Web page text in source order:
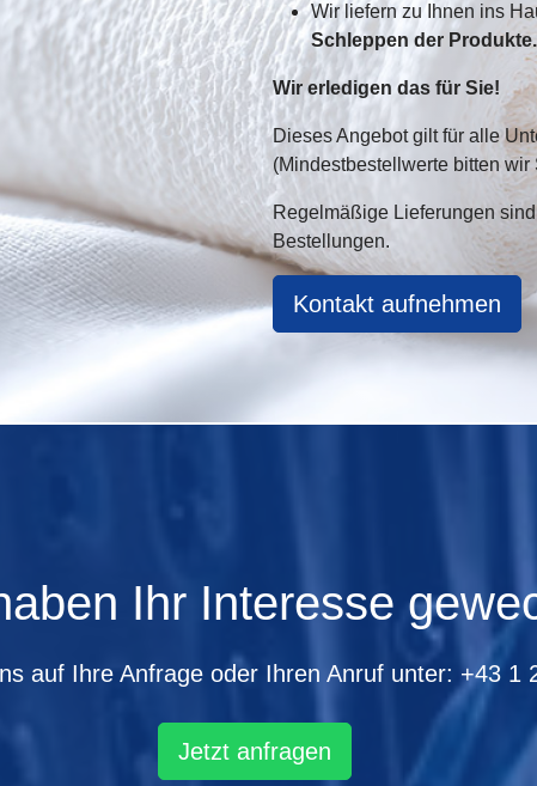
Wir liefern zu Ihnen ins
Schleppen der Produkte.
Wir erledigen das für Sie!
Dieses Angebot gilt für alle
(Mindestbestellwerte bitten
Regelmäßige Lieferungen
Bestellungen.
Kontakt aufnehmen
Ihr Interesse
auf Ihre Anfrage oder Ihren Anruf unter: +43 1
Jetzt anfragen